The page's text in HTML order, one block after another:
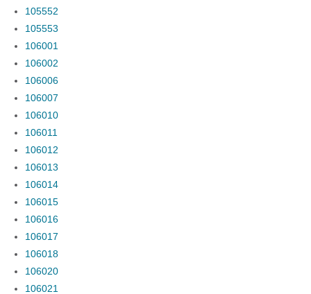
105552
105553
106001
106002
106006
106007
106010
106011
106012
106013
106014
106015
106016
106017
106018
106020
106021